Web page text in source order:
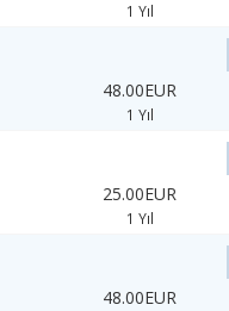
1 Yıl
48.00EUR
1 Yıl
25.00EUR
1 Yıl
48.00EUR